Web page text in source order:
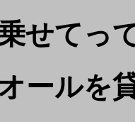
せてっ
ールを